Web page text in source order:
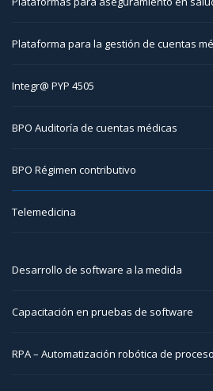
Plataforma para la gestión de cuentas
Integr@ PYP 4505
BPO Auditoría de cuentas médicas
BPO Régimen contributivo
Telemedicina
Desarrollo de software a la medida
Capacitación en pruebas de software
RPA – Automatización robótica de